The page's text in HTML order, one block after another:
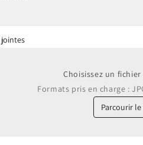
jointes
Choisissez un
Formats pris en charge :
Parcourir